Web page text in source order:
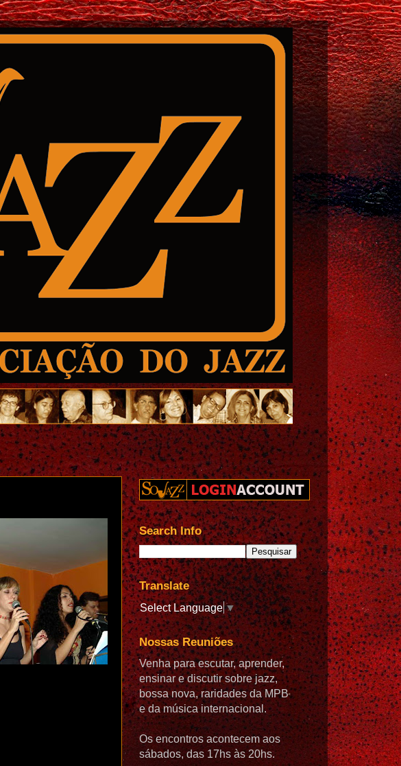
Search Info
Translate
Select Language▼
Nossas Reuniões
Venha para escutar, aprender,
ensinar e discutir sobre jazz,
bossa nova, raridades da MPB
e da música internacional.
Os encontros acontecem aos
sábados, das 17hs às 20hs.